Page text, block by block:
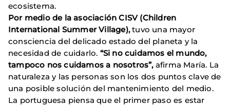
ecosistema.
Por medio de la asociación CISV (Children
International Summer Village),tuvo una mayor
consciencia del delicado estado del planeta y la
necesidad de cuidarlo. “Si no cuidamos el mundo,
tampoco nos cuidamos a nosotros”, afirma María. La
naturaleza y las personas son los dos puntos clave de
una posible solución del mantenimiento del medio.
La portuguesa piensa que el primer paso es estar